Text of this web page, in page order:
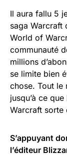
Il aura fallu 5
saga Warcraft
World of
communauté
millions
se limite bien
chose. Tout le
jusqu’à ce
Warcraft sorte
S’appuyant
l’éditeur